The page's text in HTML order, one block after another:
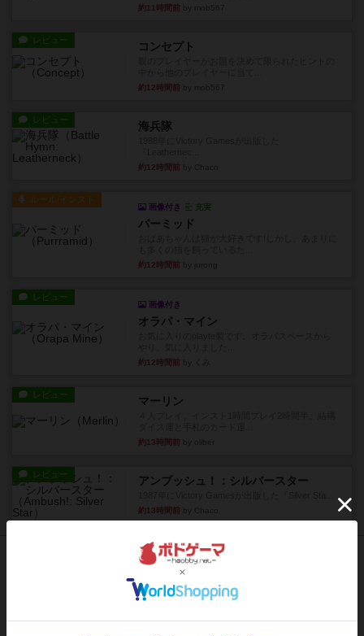
約11時間前
レビュー コンセプト
約12時間前
レビュー 海兵隊
約12時間前
ルール/インスト
画像付き 充実
パーミッド
約12時間前
レビュー
画像付き
オラパ・マイン
約12時間前
レビュー マーリン
約13時間前
レビュー アンブッシュ！：シルバースター
約13時間前